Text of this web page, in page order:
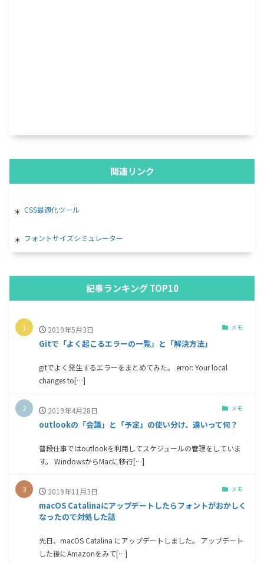
関連リンク
CSS最適化ツール
フォントサイズシミュレーター
記事ランキング TOP10
メモ
2019年5月3日
Gitで「よく起こるエラーの一覧」と「解決方法」
gitでよく発生するエラーをまとめてみた。 error: Your local
changes to[…]
メモ
2019年4月28日
outlookの「会議」と「予定」の使い分け、違いって何？
普段仕事ではoutlookを利用してスケジュールの管理をしていま
す。 WindowsからMacに移行[…]
メモ
2019年11月3日
macOS Catalinaにアップデートしたらフォントがおかしく
なったので対処した話
先日、macOS Catalina にアップデートしました。 アップデート
した後にAmazonをみて[…]